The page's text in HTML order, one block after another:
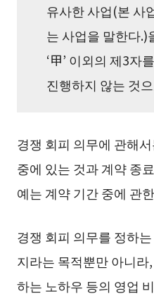
유사한 사업(본 사
는 사업을 말한다.)
‘甲’ 이외의 제3자
진행하지 않는 것
경쟁 회피 의무에 관해
중에 있는 것과 계약 종
예는 계약 기간 중에 관
경쟁 회피 의무를 정하
지라는 목적뿐만 아니
하는 노하우 등의 영업